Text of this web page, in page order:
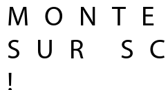
SUR
!